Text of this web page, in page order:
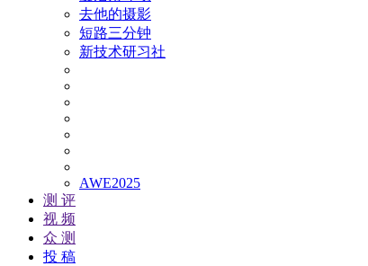
去他的摄影
短路三分钟
新技术研习社
AWE2025
测 评
视 频
众 测
投 稿